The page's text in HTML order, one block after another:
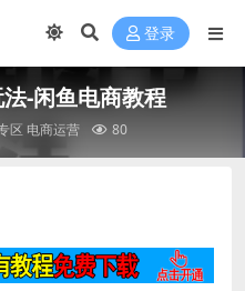
登录
-闲鱼电商教程
区 电商运营 80